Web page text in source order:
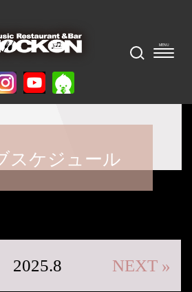
スケジュール
2025.8 NEXT »